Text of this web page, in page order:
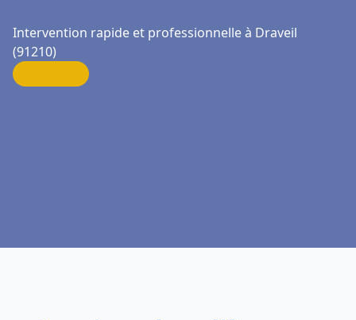
Intervention rapide et professionnelle à Draveil
(91210)